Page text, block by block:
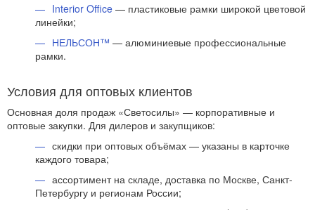
Interior Office — пластиковые рамки широкой цветовой
линейки;
НЕЛЬСОН™ — алюминиевые профессиональные
рамки.
Условия для оптовых клиентов
Основная доля продаж «Светосилы» — корпоративные и
оптовые закупки. Для дилеров и закупщиков:
скидки при оптовых объёмах — указаны в карточке
каждого товара;
ассортимент на складе, доставка по Москве, Санкт-
Петербургу и регионам России;